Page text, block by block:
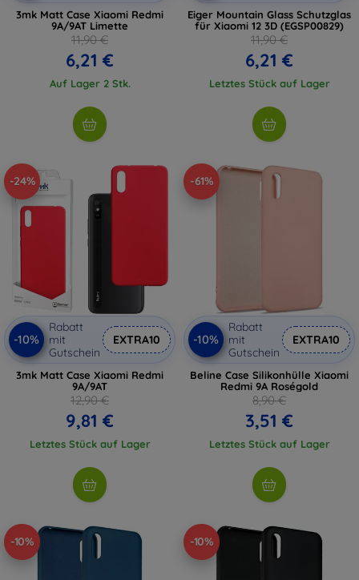
3mk Matt Case Xiaomi Redmi
9A/9AT Limette
11,90 €
6,21 €
Auf Lager 2 Stk.
Eiger Mountain Glass Schutzglas
für Xiaomi 12 3D (EGSP00829)
11,90 €
6,21 €
Letztes Stück auf Lager
-24%
-10%
Rabatt
mit
Gutschein
EXTRA10
3mk Matt Case Xiaomi Redmi
9A/9AT
12,90 €
9,81 €
Letztes Stück auf Lager
-61%
-10%
Rabatt
mit
Gutschein
EXTRA10
Beline Case Silikonhülle Xiaomi
Redmi 9A Roségold
8,90 €
3,51 €
Letztes Stück auf Lager
-10% -10%